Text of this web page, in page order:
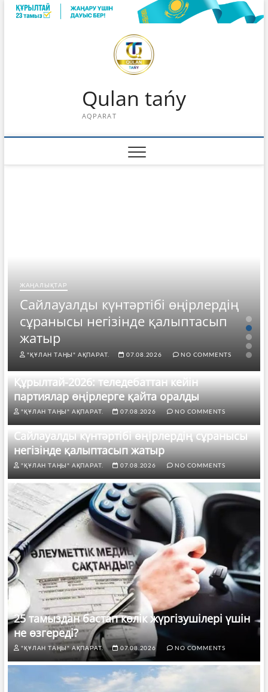
Skip
Qulan tańy
AQPARAT
ЖАҢАЛЫҚТАР
Сайлауалды күнтәртібі өңірлердің
сұранысы негізінде қалыптасып
жатыр
"ҚҰЛАН ТАҢЫ" АҚПАРАТ. 07.08.2026 NO COMMENTS
Құрылтай-2026: теледебаттан кейін
партиялар өңірлерге қайта оралды
"ҚҰЛАН ТАҢЫ" АҚПАРАТ. 07.08.2026 NO COMMENTS
Сайлауалды күнтәртібі өңірлердің сұранысы
негізінде қалыптасып жатыр
"ҚҰЛАН ТАҢЫ" АҚПАРАТ. 07.08.2026 NO COMMENTS
25 тамыздан бастап көлік жүргізушілері үшін
не өзгереді?
"ҚҰЛАН ТАҢЫ" АҚПАРАТ. 07.08.2026 NO COMMENTS